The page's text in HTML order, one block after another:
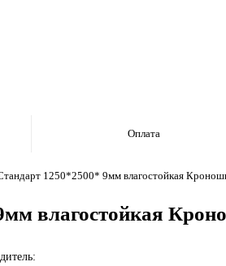
Оплата
1250*2500* 9мм влагостойкая
влагостойкая